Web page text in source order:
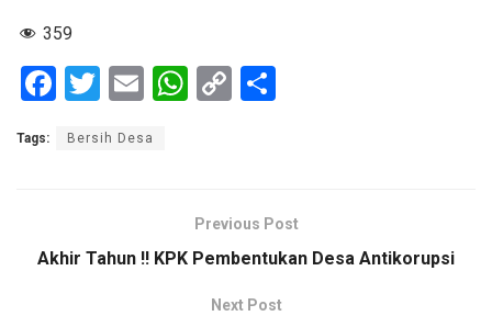
359
F
ce
o
T
tt
E
ail
W
A
p
C
n
k
Tags: Bersih Desa
Previous Post
Akhir Tahun !! KPK Pembentukan Desa Antikorupsi
Next Post